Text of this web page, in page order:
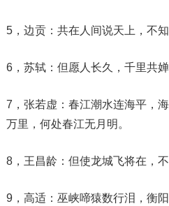
5，边贡：共在人间说天上，不知
6，苏轼：但愿人长久，千里共婵
7，张若虚：春江潮水连海平，
万里，何处春江无月明。
8，王昌龄：但使龙城飞将在，不
9，高适：巫峡啼猿数行泪，衡